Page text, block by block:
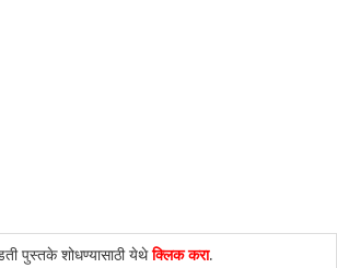
पुस्तके शोधण्यासाठी येथेक्लिक करा.